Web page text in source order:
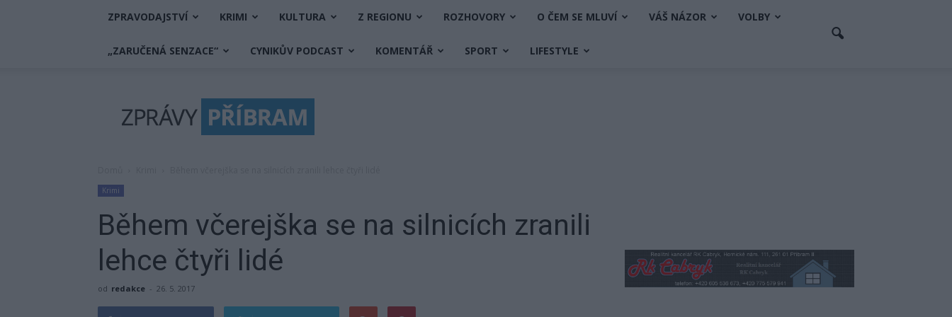
ZPRAVODAJSTVÍ KRIMI KULTURA Z REGIONU ROZHOVORY O ČEM SE MLUVÍ VÁŠ NÁZOR VOLBY
„ZARUČENÁ SENZACE“ CYNIKŮV PODCAST KOMENTÁŘ SPORT LIFESTYLE
Příbram
Krimi
Během včerejška se na silnicích zranili
lehce čtyři lidé
od redakce - 26. 5. 2017